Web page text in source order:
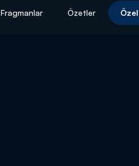
Fragmanlar Özetler